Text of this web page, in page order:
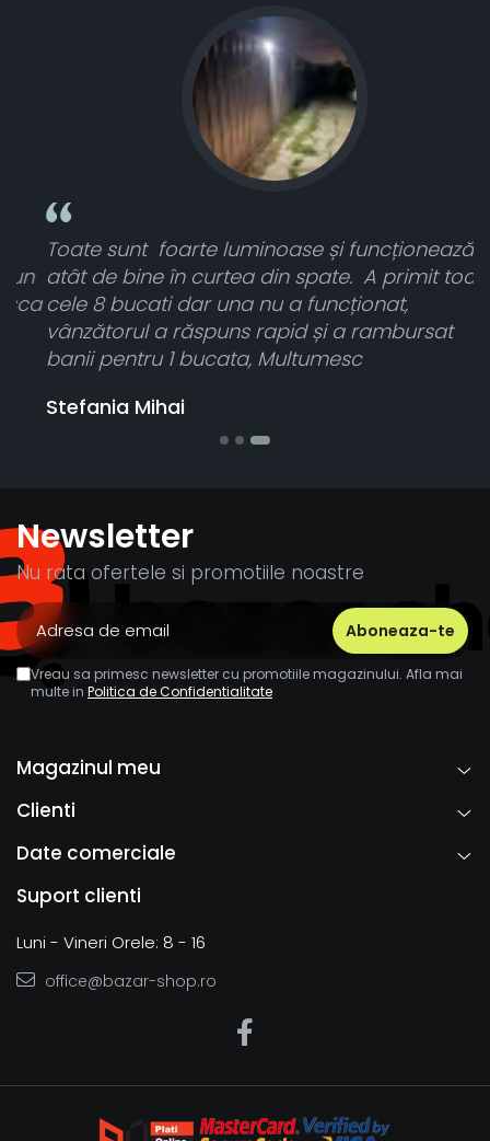
Stefania Mihai
Toate sunt foarte luminoase și funcționează
atât de bine în curtea din spate. A primit toate
cele 8 bucati dar una nu a funcționat,
vânzătorul a răspuns rapid și a rambursat
banii pentru 1 bucata, Multumesc
Newsletter
Nu rata ofertele si promotiile noastre
Vreau sa primesc newsletter cu promotiile magazinului. Afla mai
multe in Politica de Confidentialitate
Magazinul meu
Clienti
Date comerciale
Suport clienti
Luni - Vineri Orele: 8 - 16
office@bazar-shop.ro